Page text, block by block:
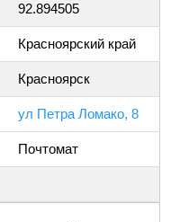
92.894505
Красноярский край
Красноярск
ул Петра Ломако, 8
Почтомат